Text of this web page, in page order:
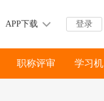
登录
APP下载
职称评审 学习机